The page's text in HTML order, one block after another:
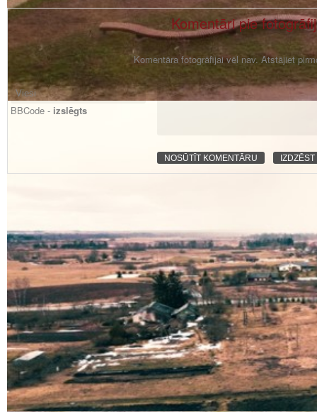
Komentāri pie
Komentāra fotogrāfijai vēl nav. Atstājiet
BBCode - izslēgts